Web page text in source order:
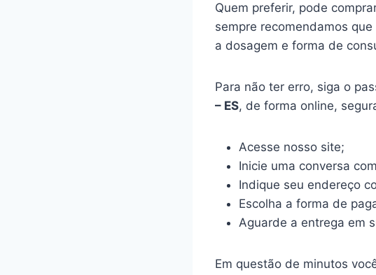
Quem preferir, pode
sempre recomendamos
a dosagem e forma de
Para não ter erro, siga o
– ES, de forma online,
Acesse nosso site;
Inicie uma conversa
Indique seu endereço
Escolha a forma de
Aguarde a entrega em
Em questão de minutos